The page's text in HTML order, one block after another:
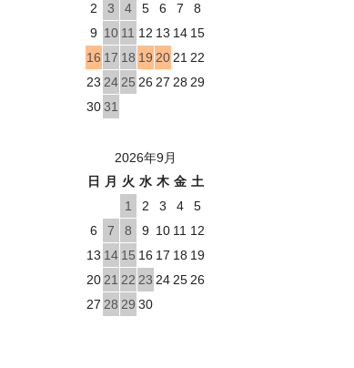
2
3 4 5 6 7
8
9 10 11 12 13 14 15
16 17 18 19 20 21 22
23 24 25 26 27 28 29
3031
2026年9月
日
月 火 水 木 金 土
1
2 3 4
5
6
7 8 9 10 11 12
13 14 15 16 17 18 19
20 21 22 23 24 25 26
27 28 29 30